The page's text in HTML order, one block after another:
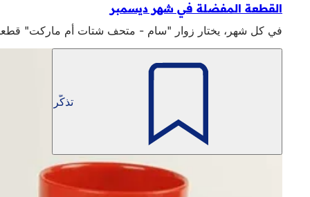
القطعة المفضلة في شهر ديسمبر
في كل شهر، يختار زوار "سام - متحف شتات أم ماركت"
تذكّر